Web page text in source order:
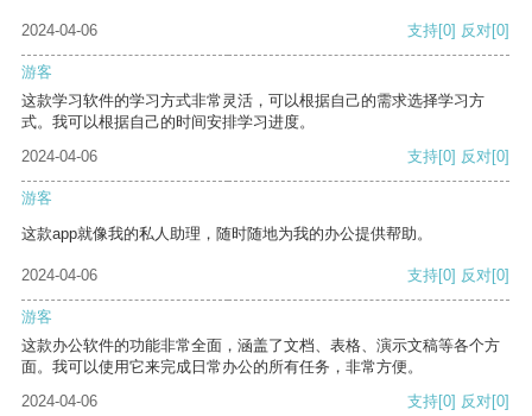
2024-04-06 支持[0] 反对[0]
游客
这款学习软件的学习方式非常灵活，可以根据自己的需求选择学习方
式。我可以根据自己的时间安排学习进度。
2024-04-06
支持[0] 反对[0]
游客
这款app就像我的私人助理，随时随地为我的办公提供帮助。
2024-04-06 支持[0] 反对[0]
游客
这款办公软件的功能非常全面，涵盖了文档、表格、演示文稿等各个方
面。我可以使用它来完成日常办公的所有任务，非常方便。
2024-04-06
支持[0] 反对[0]